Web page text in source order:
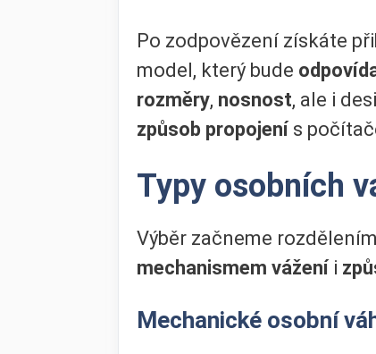
Po zodpovězení získáte
model, který bude
rozměry, nosnost, ale i
způsob propojení s
Typy osobních
Výběr začneme
mechanismem vážení i
Mechanické osobní